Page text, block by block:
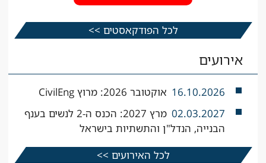
לכל הפודקאסטים >>
אירועים
16.10.2026 אוקטובר 2026: מרוץ CivilEng
02.03.2027
מרץ 2027: הכנס ה-2 לנשים בענף
הבנייה, הנדל"ן והתשתיות בישראל
לכל האירועים >>